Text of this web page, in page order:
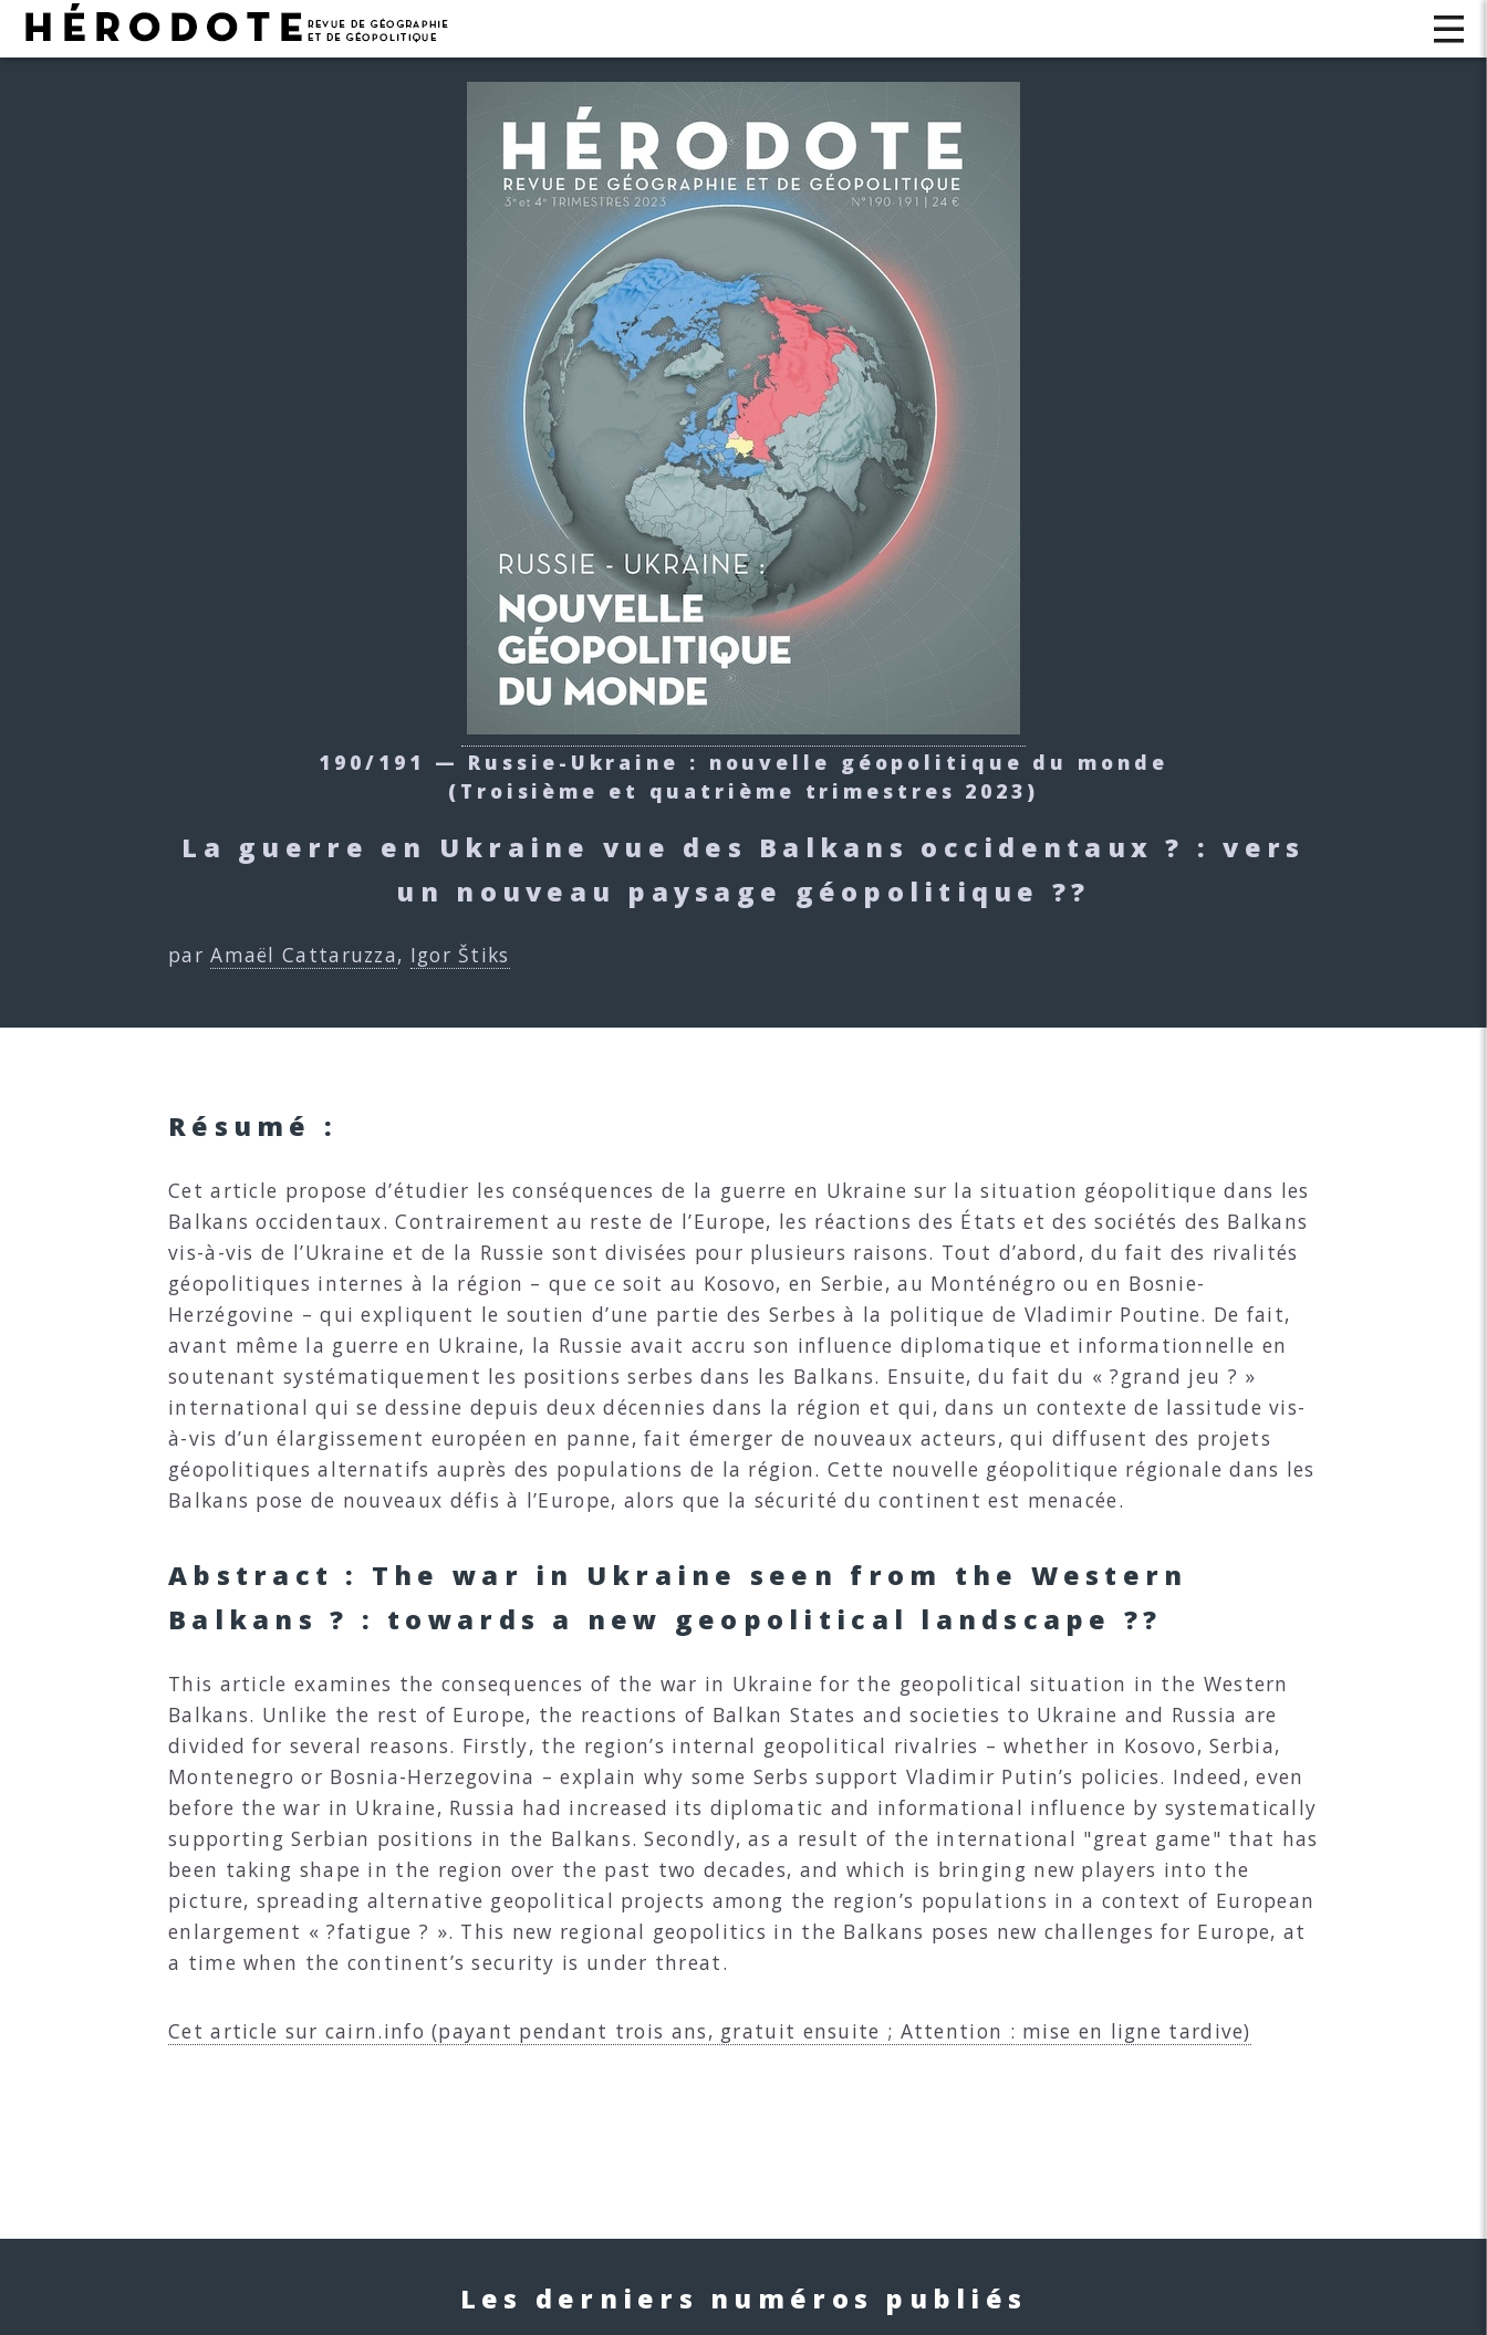
190/191 — Russie-Ukraine : nouvelle géopolitique du monde
(Troisième et quatrième trimestres 2023)
La guerre en Ukraine vue des Balkans occidentaux ? : vers
un nouveau paysage géopolitique ??
parAmaël Cattaruzza, Igor Štiks
Résumé :
Cet article propose d’étudier les conséquences de la guerre en Ukraine sur la situation géopolitique dans les
Balkans occidentaux. Contrairement au reste de ­l’Europe, les réactions des États et des sociétés des Balkans
vis-à-vis de l’Ukraine et de la Russie sont divisées pour plusieurs raisons. Tout d’abord, du fait des rivalités
géopolitiques internes à la région – que ce soit au Kosovo, en Serbie, au Monténégro ou en Bosnie-
Herzégovine – qui expliquent le soutien d’une partie des Serbes à la politique de Vladimir Poutine. De fait,
avant même la guerre en Ukraine, la Russie avait accru son influence diplomatique et informationnelle en
soutenant systématiquement les positions serbes dans les Balkans. Ensuite, du fait du « ?grand jeu ? »
international qui se dessine depuis deux décennies dans la région et qui, dans un contexte de lassitude vis-
à-vis d’un élargissement européen en panne, fait émerger de nouveaux acteurs, qui diffusent des projets
géopolitiques alternatifs auprès des populations de la région. Cette nouvelle géopolitique régionale dans les
Balkans pose de nouveaux défis à l’Europe, alors que la sécurité du continent est menacée.
Abstract : The war in Ukraine seen from the Western
Balkans ? : towards a new geopolitical landscape ??
This article examines the consequences of the war in Ukraine for the geopolitical situation in the Western
Balkans. Unlike the rest of Europe, the reactions of Balkan States and societies to Ukraine and Russia are
divided for several reasons. Firstly, the region’s internal geopolitical rivalries – whether in Kosovo, Serbia,
Montenegro or Bosnia-Herzegovina – explain why some Serbs support Vladimir Putin’s policies. Indeed, even
before the war in Ukraine, Russia had increased its diplomatic and informational influence by systematically
supporting Serbian positions in the Balkans. Secondly, as a result of the international "great game" that has
been taking shape in the region over the past two decades, and which is bringing new players into the
picture, spreading alternative geopolitical projects among the region’s populations in a context of European
enlargement « ?fatigue ? ». This new regional geopolitics in the Balkans poses new challenges for Europe, at
a time when the continent’s security is under threat.
Cet article sur cairn.info (payant pendant trois ans, gratuit ensuite ; Attention : mise en ligne tardive)
Les derniers numéros publiés